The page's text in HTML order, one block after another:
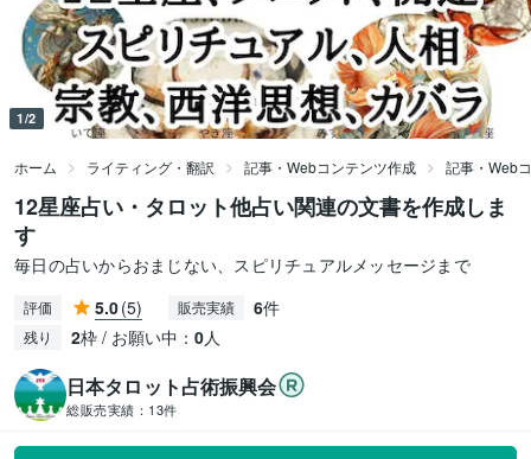
1/2
ホーム ライティング・翻訳 記事・Webコンテンツ作成 記事・Web
12星座占い・タロット他占い関連の文書を作成しま
す
毎日の占いからおまじない、スピリチュアルメッセージまで
評価 5.0(5) 販売実績 6件
残り 2枠 / お願い中： 0人
日本タロット占術振興会
総販売実績： 13件